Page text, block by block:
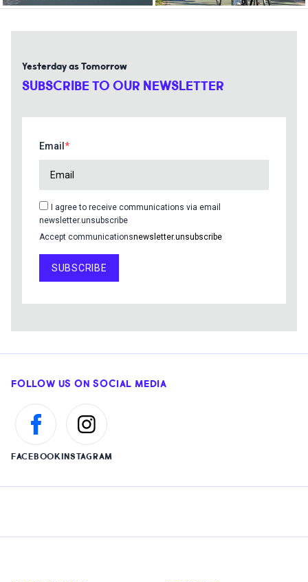
Yesterday as Tomorrow
SUBSCRIBE TO OUR NEWSLETTER
Email
I agree to receive communications via email
newsletter.unsubscribe
Accept communicationsnewsletter.unsubscribe
SUBSCRIBE
FOLLOW US ON SOCIAL MEDIA
FACEBOOKINSTAGRAM